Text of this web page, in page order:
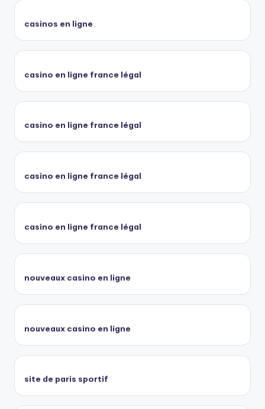
casinos en ligne
casino en ligne france légal
casino en ligne france légal
casino en ligne france légal
casino en ligne france légal
nouveaux casino en ligne
nouveaux casino en ligne
site de paris sportif